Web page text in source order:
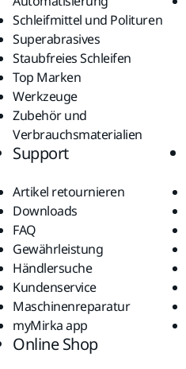
Schleifmittel und Polituren
Superabrasives
Staubfreies Schleifen
Top Marken
Werkzeuge
Zubehör und
Verbrauchsmaterialien
Support
Artikel retournieren
Downloads
FAQ
Gewährleistung
Händlersuche
Kundenservice
Maschinenreparatur
myMirka app
Online Shop